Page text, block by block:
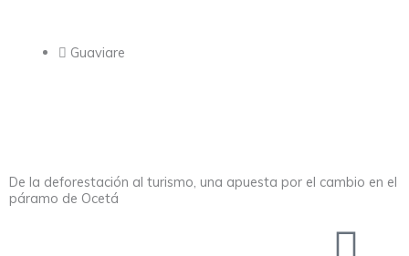
Guaviare
De la deforestación al turismo, una apuesta por el cambio en el
páramo de Ocetá